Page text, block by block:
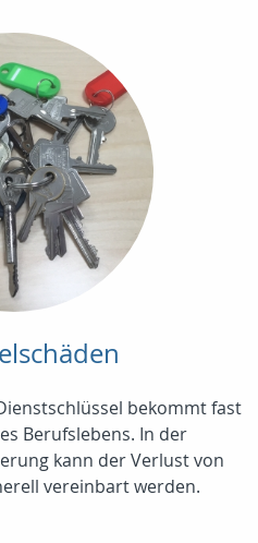
bekommt fast
Berufslebens. In der
kann der Verlust von
vereinbart werden.